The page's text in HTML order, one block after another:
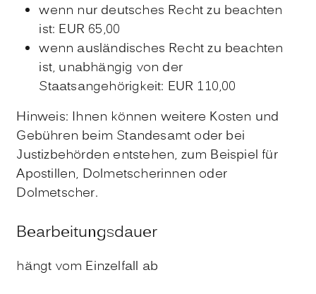
wenn nur deutsches Recht zu beachten
ist: EUR 65,00
wenn ausländisches Recht zu beachten
ist, unabhängig von der
Staatsangehörigkeit: EUR 110,00
Hinweis: Ihnen können weitere Kosten und
Gebühren beim Standesamt oder bei
Justizbehörden entstehen, zum Beispiel für
Apostillen, Dolmetscherinnen oder
Dolmetscher.
Bearbeitungsdauer
hängt vom Einzelfall ab